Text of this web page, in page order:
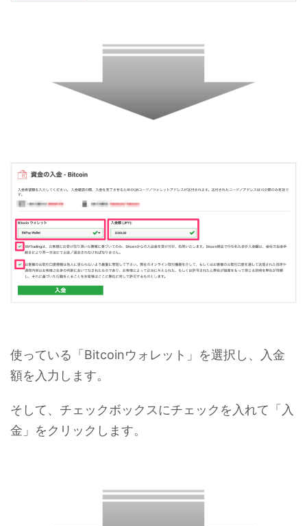
使っている「Bitcoinウォレット」を選択し、入金
額を入力します。
そして、チェックボックスにチェックを入れて「入
金」をクリックします。